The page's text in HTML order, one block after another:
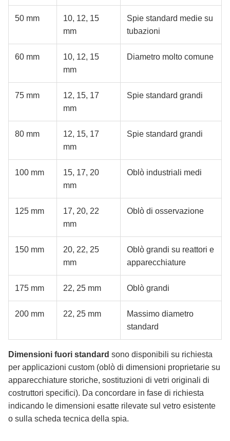
50 mm
10, 12, 15
mm
Spie standard medie su
tubazioni
60 mm
10, 12, 15
mm
Diametro molto comune
75 mm
12, 15, 17
mm
Spie standard grandi
80 mm
12, 15, 17
mm
Spie standard grandi
100 mm
15, 17, 20
mm
Oblò industriali medi
125 mm
17, 20, 22
mm
Oblò di osservazione
150 mm
20, 22, 25
mm
Oblò grandi su reattori e
apparecchiature
175 mm 22, 25 mm Oblò grandi
200 mm 22, 25 mm
Massimo diametro
standard
Dimensioni fuori standard sono disponibili su richiesta
per applicazioni custom (oblò di dimensioni proprietarie su
apparecchiature storiche, sostituzioni di vetri originali di
costruttori specifici). Da concordare in fase di richiesta
indicando le dimensioni esatte rilevate sul vetro esistente
o sulla scheda tecnica della spia.